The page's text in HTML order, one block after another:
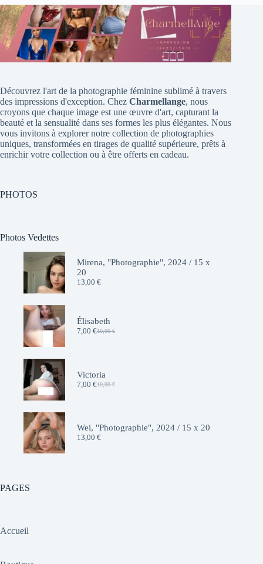
Découvrez l'art de la photographie féminine sublimé à travers
des impressions d'exception. Chez Charmellange, nous
croyons que chaque image est une œuvre d'art, capturant la
beauté et la sensualité dans ses formes les plus élégantes. Nous
vous invitons à explorer notre collection de photographies
uniques, transformées en tirages de qualité supérieure, prêts à
enrichir votre collection ou à être offerts en cadeau.
PHOTOS
Photos Vedettes
Mirena, "Photographie", 2024 / 15 x
20
13,00 €
Élisabeth
10,00€
Le
10,00 €.
7,00 €Le
7,00 €.
Victoria
10,00€
Le
10,00 €.
7,00 €Le
7,00 €.
Wei, "Photographie", 2024 / 15 x 20
13,00 €
PAGES
Accueil